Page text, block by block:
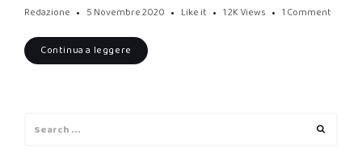
Redazione 5 Novembre 2020 Like it 1.2K Views 1 Comment
Continua a leggere
for: